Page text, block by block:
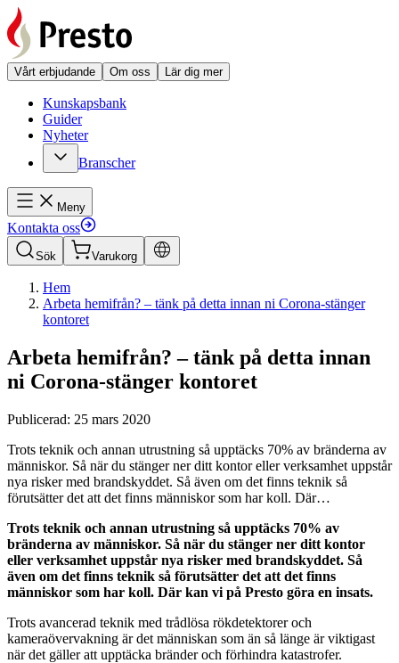
Vårt erbjudande Om oss Lär dig mer
Kunskapsbank
Guider
Nyheter
Branscher
Meny
Kontakta oss
Sök Varukorg
Hem
Arbeta hemifrån? – tänk på detta innan ni Corona-stänger
kontoret
Arbeta hemifrån? – tänk på detta innan
ni Corona-stänger kontoret
Publicerad: 25 mars 2020
Trots teknik och annan utrustning så upptäcks 70% av bränderna av
människor. Så när du stänger ner ditt kontor eller verksamhet uppstår
nya risker med brandskyddet. Så även om det finns teknik så
förutsätter det att det finns människor som har koll. Där…
Trots teknik och annan utrustning så upptäcks 70% av
bränderna av människor. Så när du stänger ner ditt kontor
eller verksamhet uppstår nya risker med brandskyddet. Så
även om det finns teknik så förutsätter det att det finns
människor som har koll. Där kan vi på Presto göra en insats.
Trots avancerad teknik med trådlösa rökdetektorer och
kameraövervakning är det människan som än så länge är viktigast
när det gäller att upptäcka bränder och förhindra katastrofer.